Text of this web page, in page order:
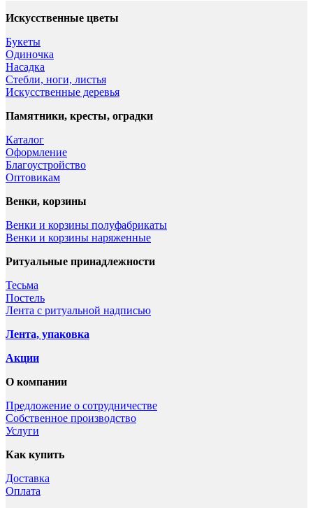
Искусственные цветы
Букеты
Одиночка
Насадка
Стебли, ноги, листья
Искусственные деревья
Памятники, кресты, оградки
Каталог
Оформление
Благоустройство
Оптовикам
Венки, корзины
Венки и корзины полуфабрикаты
Венки и корзины наряженные
Ритуальные принадлежности
Тесьма
Постель
Лента с ритуальной надписью
Лента, упаковка
Акции
О компании
Предложение о сотрудничестве
Собственное производство
Услуги
Как купить
Доставка
Оплата